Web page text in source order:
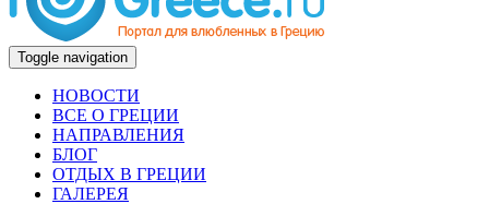
Toggle navigation
НОВОСТИ
ВСЕ О ГРЕЦИИ
НАПРАВЛЕНИЯ
БЛОГ
ОТДЫХ В ГРЕЦИИ
ГАЛЕРЕЯ